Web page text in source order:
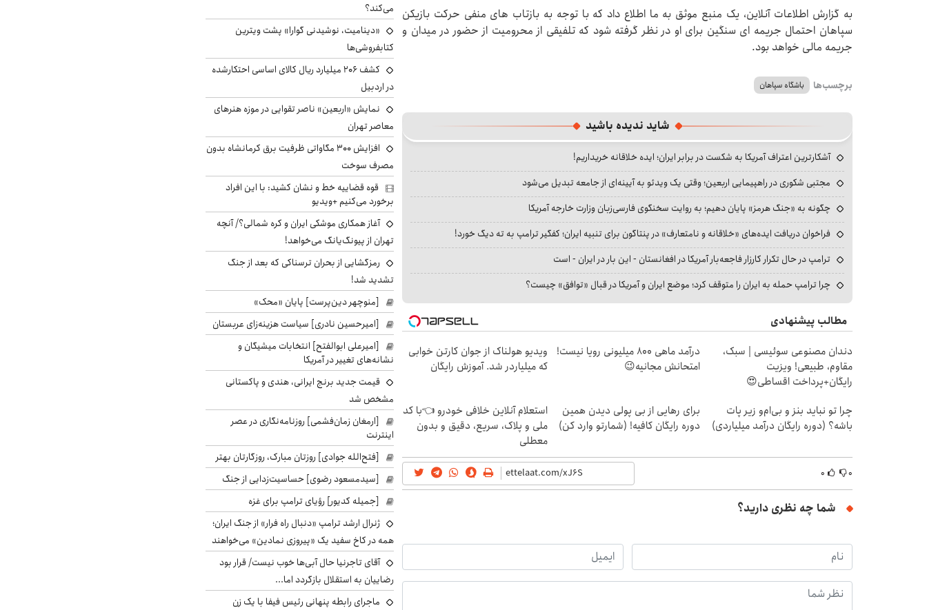
به گزارش اطلاعات آنلاین، یک منبع موثق به ما اطلاع داد که با توجه به بازتاب های منفی حرکت بازیکن
سپاهان احتمال جریمه ای سنگین برای او در نظر گرفته شود که تلفیقی از محرومیت از حضور در میدان و
جریمه مالی خواهد بود.
برچسب‌ها باشگاه سپاهان
شاید ندیده باشید
آشکارترین اعتراف آمریکا به شکست در برابر ایران؛ ایده خلاقانه خریداریم!
مجتبی شکوری در راهپیمایی اربعین؛ وقتی یک ویدئو به آیینه‌ای از جامعه تبدیل می‌شود
چگونه به «جنگ هرمز» پایان دهیم؛ به روایت سخنگوی فارسی‌زبان وزارت خارجه آمریکا
فراخوان دریافت ایده‌های «خلاقانه و نامتعارف» در پنتاگون برای تنبیه ایران؛ کفگیر ترامپ به ته دیگ خورد!
ترامپ در حال تکرار کارزار فاجعه‌بار آمریکا در افغانستان - این بار در ایران - است
چرا ترامپ حمله به ایران را متوقف کرد؛ موضع ایران و آمریکا در قبال «توافق» چیست؟
مطالب پیشنهادی
دندان مصنوعی سوئیسی | سبک،
مقاوم، طبیعی! ویزیت
رایگان+پرداخت اقساطی😍
درآمد ماهی 800 میلیونی رویا نیست!
امتحانش مجانیه😉
ویدیو هولناک از جوان کارتن خوابی
که میلیاردر شد. آموزش رایگان
چرا تو نباید بنز و بی‌ام‌و زیر پات
باشه؟ (دوره رایگان درآمد میلیاردی)
برای رهایی از بی پولی دیدن همین
دوره رایگان کافیه! (شمارتو وارد کن)
استعلام آنلاین خلافی خودرو 👈با کد
ملی و پلاک، سریع، دقیق و بدون
معطلی
۰ ۰
شما چه نظری دارید؟
می‌کند؟
«دینامیت، نوشیدنی گوارا» پشت ویترین
کتابفروشی‌ها
کشف ۲۰۶ میلیارد ریال کالای اساسی احتکارشده
در اردبیل
نمایش «اربعین» ناصر تقوایی در موزه هنرهای
معاصر تهران
افزایش ۳۰۰ مگاواتی ظرفیت برق کرمانشاه بدون
مصرف سوخت
قوه قضاییه خط و نشان کشید: با این افراد
برخورد می‌کنیم +ویدیو
آغاز همکاری موشکی ایران و کره شمالی؟/ آنچه
تهران از پیونگ‌یانگ می‌خواهد!
رمزگشایی از بحران ترسناکی که بعد از جنگ
تشدید شد!
[منوچهر دین‌پرست] پایان «محک»
[امیرحسین نادری] سیاست هزینه‌زای عربستان
[امیرعلی ابوالفتح] انتخابات میشیگان و
نشانه‌های تغییر در آمریکا
قیمت جدید برنج ایرانی، هندی و پاکستانی
مشخص شد
[ارمغان زمان‌فشمی] روزنامه‌نگاری در عصر
اینترنت
[فتح‌الله جوادی] روزتان مبارک، روزگارتان بهتر
[سیدمسعود رضوی] حساسیت‌زدایی از جنگ
[جمیله کدیور] رؤیای ترامپ برای غزه
ژنرال ارشد ترامپ «دنبال راه فرار» از جنگ ایران؛
همه در کاخ سفید یک «پیروزی نمادین» می‌خواهند
آقای تاجرنیا حال آبی‌ها خوب نیست/ قرار بود
رضاییان به استقلال بازگردد اما...
ماجرای رابطه پنهانی رئیس فیفا با یک زن